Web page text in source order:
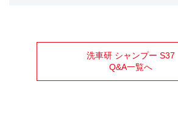
洗車研 シャンプー S37
Q&A一覧へ